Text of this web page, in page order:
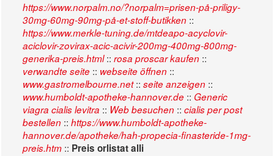
https://www.norpalm.no/?norpalm=prisen-på-priligy-
30mg-60mg-90mg-på-et-stoff-butikken ::
https://www.merkle-tuning.de/mtdeapo-acyclovir-
aciclovir-zovirax-acic-acivir-200mg-400mg-800mg-
generika-preis.html:: rosa proscar kaufen ::
verwandte seite :: webseite öffnen ::
www.gastromelbourne.net:: seite anzeigen ::
www.humboldt-apotheke-hannover.de :: Generic
viagra cialis levitra :: Web besuchen :: cialis per post
bestellen :: https://www.humboldt-apotheke-
hannover.de/apotheke/hah-propecia-finasteride-1mg-
preis.htm :: Preis orlistat alli